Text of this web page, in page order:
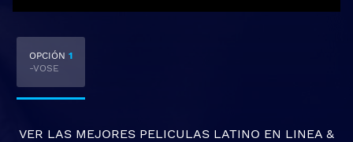
OPCIÓN 1
-VOSE
VER LAS MEJORES PELICULAS LATINO EN LINEA &